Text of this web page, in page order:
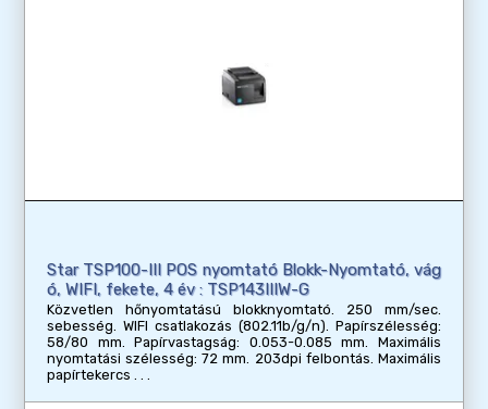
Star TSP100-III POS nyomtató Blokk-Nyomtató, vág
ó, WIFI, fekete, 4 év : TSP143IIIW-G
Közvetlen hőnyomtatású blokknyomtató. 250 mm/sec.
sebesség. WIFI csatlakozás (802.11b/g/n). Papírszélesség:
58/80 mm. Papírvastagság: 0.053-0.085 mm. Maximális
nyomtatási szélesség: 72 mm. 203dpi felbontás. Maximális
papírtekercs